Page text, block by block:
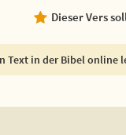
Dieser Vers
Text in der Bibel online